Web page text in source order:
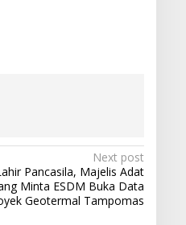
Next post
Pancasila, Majelis Adat
Minta ESDM Buka Data
Geotermal Tampomas